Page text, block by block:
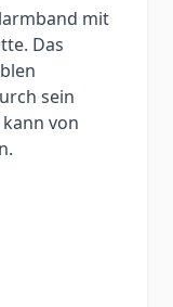
mit
Das
sein
von